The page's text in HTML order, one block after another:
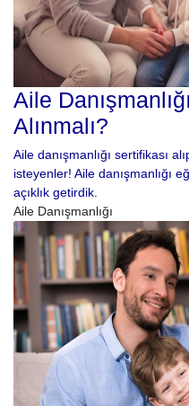
Aile
Alınmalı?
Aile danışmanlığı sertifikası
isteyenler! Aile danışmanlığı
açıklık getirdik.
Aile Danışmanlığı